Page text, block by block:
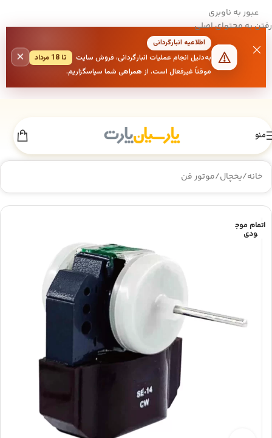
عبور به ناوبری
رفتن به محتوای اصلی
اطلاعیه انبارگردانی
به‌دلیل انجام عملیات انبارگردانی، فروش سایت
تا 18 مرداد
موقتاً غیرفعال است. از همراهی شما سپاسگزاریم.
×
منو
خانه/یخچال/موتور فن
اتمام موج
ودی